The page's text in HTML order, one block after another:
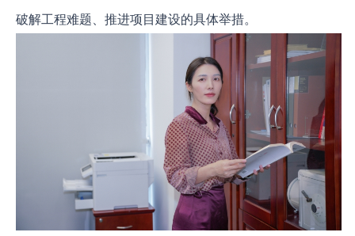
破解工程难题、推进项目建设的具体举措。